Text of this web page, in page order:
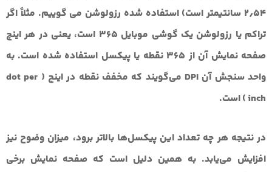
۲٫۵۴ سانتیمتر است) استفاده شده رزولوشن می گوییم. مثلاً اگر
تراکم یا رزولوشن یک گوشی موبایل 365 است، یعنی در هر اینچ
صفحه ‌نمایش آن از 365 نقطه یا پیکسل استفاده شده است. به
واحد سنجش آن DPI می‌گویند که مخفف نقطه در اینچ ( dot per
inch ) است.
در نتیجه هر چه تعداد این پیکسل‌ها بالاتر برود، میزان وضوح نیز
افزایش می‌یابد. به همین دلیل است که صفحه نمایش برخی